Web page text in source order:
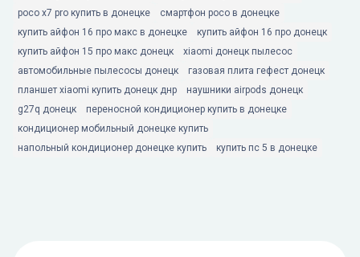
poco x7 pro купить в донецке
смартфон poco в донецке
купить айфон 16 про макс в донецке
купить айфон 16 про донецк
купить айфон 15 про макс донецк
xiaomi донецк пылесос
автомобильные пылесосы донецк
газовая плита гефест донецк
планшет xiaomi купить донецк днр
наушники airpods донецк
g27q донецк
переносной кондиционер купить в донецке
кондиционер мобильный донецке купить
напольный кондиционер донецке купить
купить пс 5 в донецке